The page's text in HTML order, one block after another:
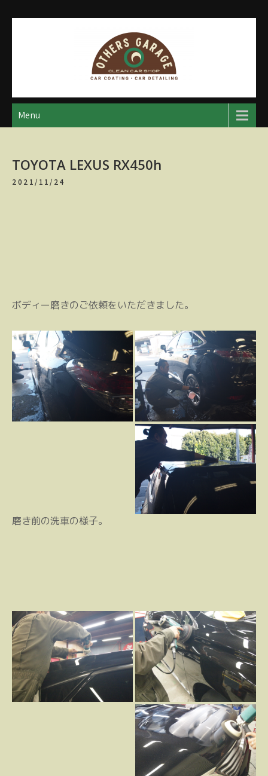
アザースガレージ
【神奈川・厚木・愛川】カーメンテナンス
Menu
TOYOTA LEXUS RX450h
2021/11/24
ボディー磨きのご依頼をいただきました。
磨き前の洗車の様子。